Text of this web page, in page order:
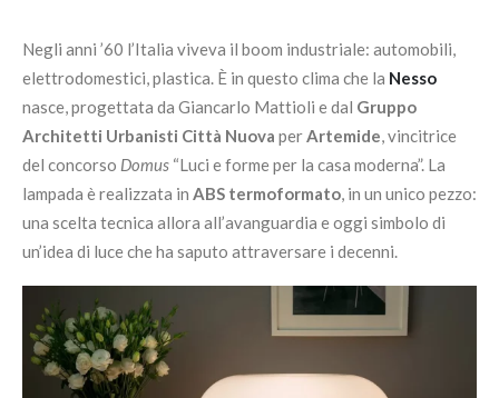
Negli anni ’60 l’Italia viveva il boom industriale: automobili,
elettrodomestici, plastica. È in questo clima che la Nesso
nasce, progettata da Giancarlo Mattioli e dal Gruppo
Architetti Urbanisti Città Nuova perArtemide, vincitrice
del concorso Domus “Luci e forme per la casa moderna”. La
lampada è realizzata in ABS termoformato, in un unico pezzo:
una scelta tecnica allora all’avanguardia e oggi simbolo di
un’idea di luce che ha saputo attraversare i decenni.